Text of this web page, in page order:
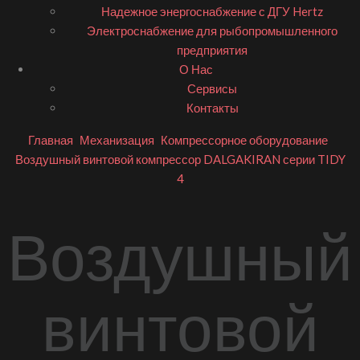
Надежное энергоснабжение с ДГУ Hertz
Электроснабжение для рыбопромышленного
предприятия
О Нас
Сервисы
Контакты
Главная Механизация Компрессорное оборудование
Воздушный винтовой компрессор DALGAKIRAN серии TIDY
4
Воздушный
винтовой